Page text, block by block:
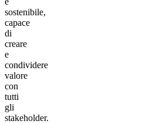
sostenibile,
capace
di
creare
e
condividere
valore
con
tutti
gli
stakeholder.